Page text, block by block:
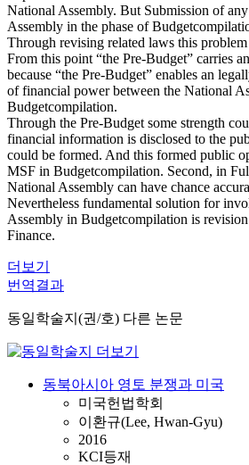
National Assembly. But Submission of
Assembly in the phase of
Through revising related laws this problem
From this point “the Pre-Budget” carries
because “the Pre-Budget” enables an
of financial power between the National
Budgetcompilation.
Through the Pre-Budget some strength
financial information is disclosed to the
could be formed. And this formed public
MSF in Budgetcompilation. Second, in
National Assembly can have chance
Nevertheless fundamental solution for
Assembly in Budgetcompilation is
Finance.
더보기
번역결과
동일학술지(권/호) 다른 논문
동북아시아 영토 분쟁과 미국
미국헌법학회
이환규(Lee, Hwan-Gyu)
2016
KCI등재